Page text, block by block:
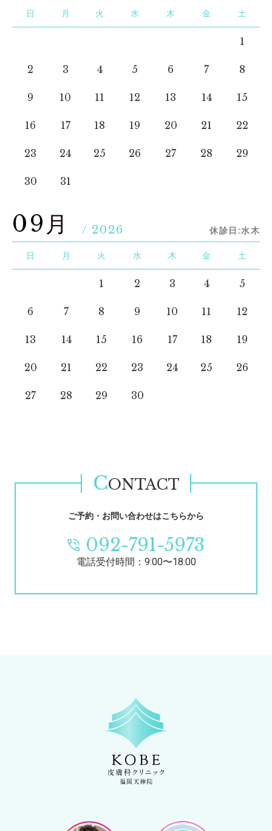
日 月 火 水 木 金 土
1
2 3 4 5 6 7 8
9 10 11 12 13 14 15
16 17 18 19 20 21 22
23 24 25 26 27 28 29
30 31
09月 / 2026 休診日:水木
日 月 火 水 木 金 土
1 2 3 4 5
6 7 8 9 10 11 12
13 14 15 16 17 18 19
20 21 22 23 24 25 26
27 28 29 30
CONTACT
ご予約・お問い合わせはこちらから
092-791-5973
電話受付時間：9:00〜18:00